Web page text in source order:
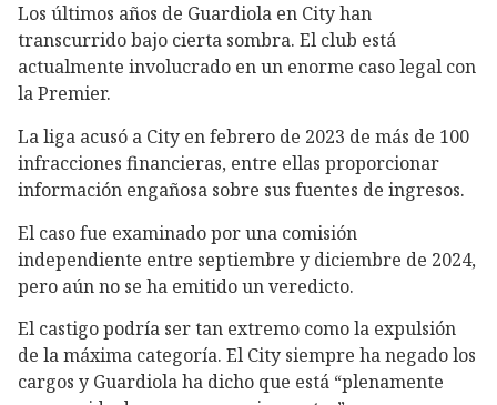
Los últimos años de Guardiola en City han
transcurrido bajo cierta sombra. El club está
actualmente involucrado en un enorme caso legal con
la Premier.
La liga acusó a City en febrero de 2023 de más de 100
infracciones financieras, entre ellas proporcionar
información engañosa sobre sus fuentes de ingresos.
El caso fue examinado por una comisión
independiente entre septiembre y diciembre de 2024,
pero aún no se ha emitido un veredicto.
El castigo podría ser tan extremo como la expulsión
de la máxima categoría. El City siempre ha negado los
cargos y Guardiola ha dicho que está “plenamente